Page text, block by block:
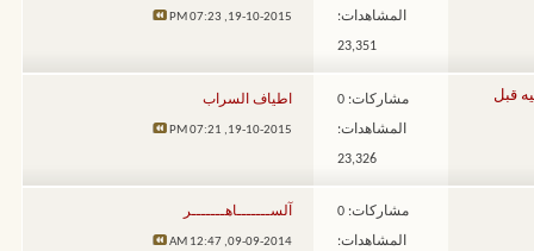
المشاهدات:
23,351
19-10-2015,
07:23 PM
قبل مشاركات: 0
المشاهدات:
23,326
اطياف السراب
19-10-2015,
07:21 PM
مشاركات: 0
المشاهدات:
آلســـــــاهـــــــر
09-09-2014,
12:47 AM